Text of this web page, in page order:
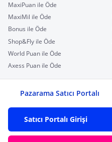
MaxiPuan ile Öde
MaxiMil ile Öde
Bonus ile Öde
Shop&Fly ile Öde
World Puan ile Öde
Axess Puan ile Öde
Pazarama Satıcı Portalı
Satıcı Portalı Girişi